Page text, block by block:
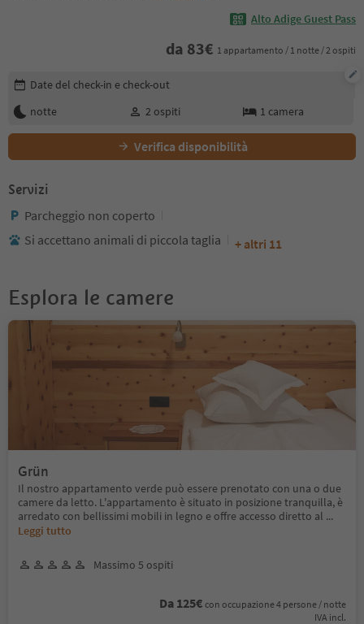
Alto Adige Guest Pass
da 83€ 1 appartamento / 1 notte / 2 ospiti
Modifica i dettagli della prenotazione
Date del check-in e check-out
notte
2 ospiti 1 camera
Verifica disponibilità
Servizi
Parcheggio non coperto
Si accettano animali di piccola taglia
+ altri 11
Esplora le camere
Grün
Il nostro appartamento verde può essere prenotato con una o due
camere da letto. L'appartamento è situato in posizione tranquilla, è
arredato con bellissimi mobili in legno e offre accesso diretto al ...
Leggi tutto
Massimo 5 ospiti
Da 125€ con occupazione 4 persone / notte
IVA incl.